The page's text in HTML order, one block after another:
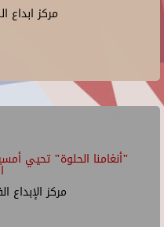
مركز ابداع
"أنغامنا الحلوة" تحيي
مركز